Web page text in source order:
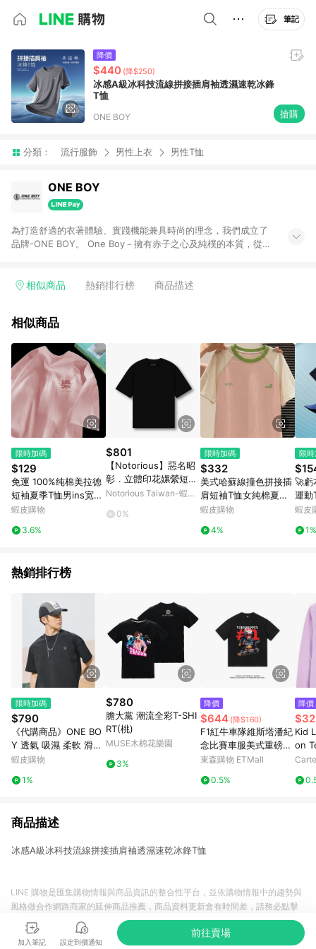
筆記
降價
$440 (降$250)
冰感A級冰科技流線拼接插肩袖透濕速乾冰鋒
T恤
ONE BOY 搶購
分類： 流行服飾 男性上衣 男性T恤
ONE BOY
為打造舒適的衣著體驗、實踐機能兼具時尚的理念，我們成立了
品牌-ONE BOY。 One Boy－擁有赤子之心及純樸的本質，從基
們將創造機能界的時尚王國，將oneboylife融入你我生活，城市
訴，恕無法贈點回饋。
相似商品 熱銷排行榜 商品描述
相似商品
限時加碼
$129
免運 100%纯棉美拉德
短袖夏季T恤男ins宽松
休闲潮牌潮流高街百搭
蝦皮購物
3.6%
$801
【Notorious】惡名昭
彰．立體印花嫘縈短袖
T 機能服飾 館長服飾
正品
Notorious Taiwan-蝦皮
0%
限時加碼
$332
美式哈蘇線撞色拼接插
肩短袖T恤女純棉夏季
新款寬鬆運動情侶上衣
袖 女生t恤 寬鬆顯瘦T
蝦皮購物
4%
限
🚀虧
運動
絲速
蝦皮
1%
熱銷排行榜
限時加碼
$790
《代購商品》ONE BO
Y 透氣 吸濕 柔軟 滑順
祕魯棉 冰棉T恤
蝦皮購物
1%
$780
膽大黨 潮流全彩T-SHI
RT(桃)
MUSE木棉花樂園
3%
降價
$644 (降$160)
F1紅牛車隊維斯塔潘紀
念比賽車服美式重磅純
棉短袖T恤男裝夏寬松
東森購物 ETMall
0.5%
降價
Kid
on
商品描述
冰感A級冰科技流線拼接插肩袖透濕速乾冰鋒T恤
加入筆記 設定到價通知
前往賣場
LINE 購物是匯集購物情報與商品資訊的整合性平台，並依購物情報中的趨勢與
風格做合作網路商家的延伸商品推薦，商品資料更新會有時間差，請務必點擊
商品至各合作網路商家，確認現售價與購物條件，一切資訊以合作廠商網頁為
準。